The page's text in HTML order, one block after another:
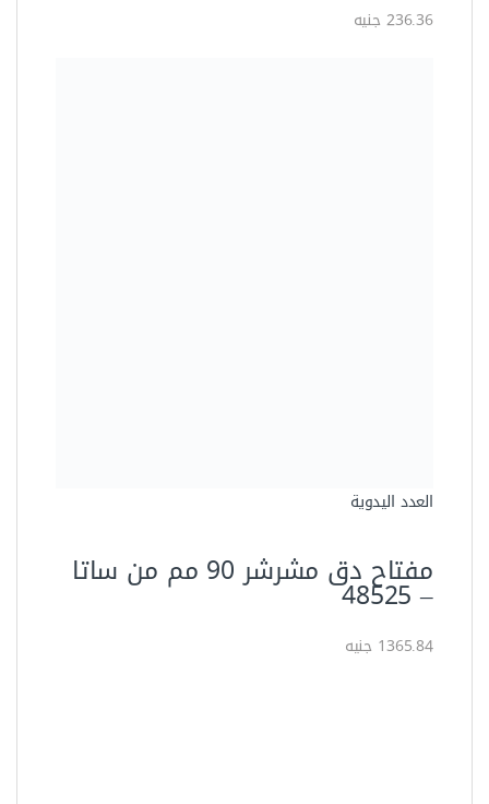
236.36 جنيه
العدد اليدوية
مفتاح دق مشرشر 90 مم من ساتا
– ‏48525‏
1365.84 جنيه